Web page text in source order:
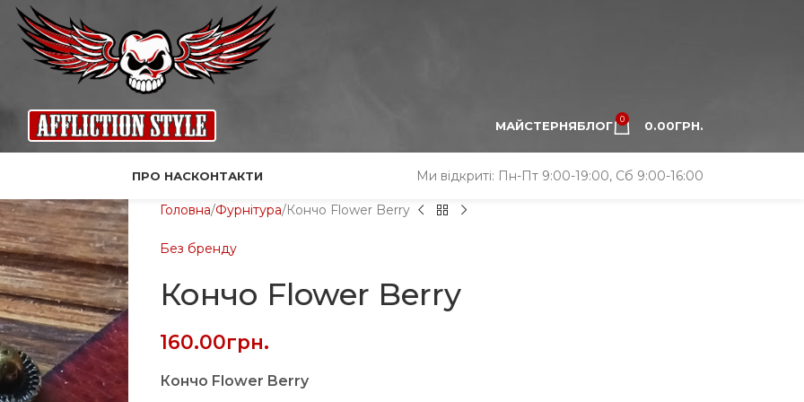
МАЙСТЕРНЯБЛОГ 0 0.00ГРН.
ПРО НАСКОНТАКТИ Ми відкриті: Пн-Пт 9:00-19:00, Сб 9:00-16:00
Головна Фурнітура Кончо Flower Berry
Без бренду
Кончо Flower Berry
160.00грн.
Кончо Flower Berry